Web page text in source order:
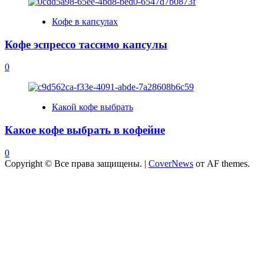
Кофе в капсулах
Кофе эспрессо тассимо капсулы
0
Какой кофе выбрать
Какое кофе выбрать в кофейне
0
Copyright © Все права защищены. | CoverNews от AF themes.